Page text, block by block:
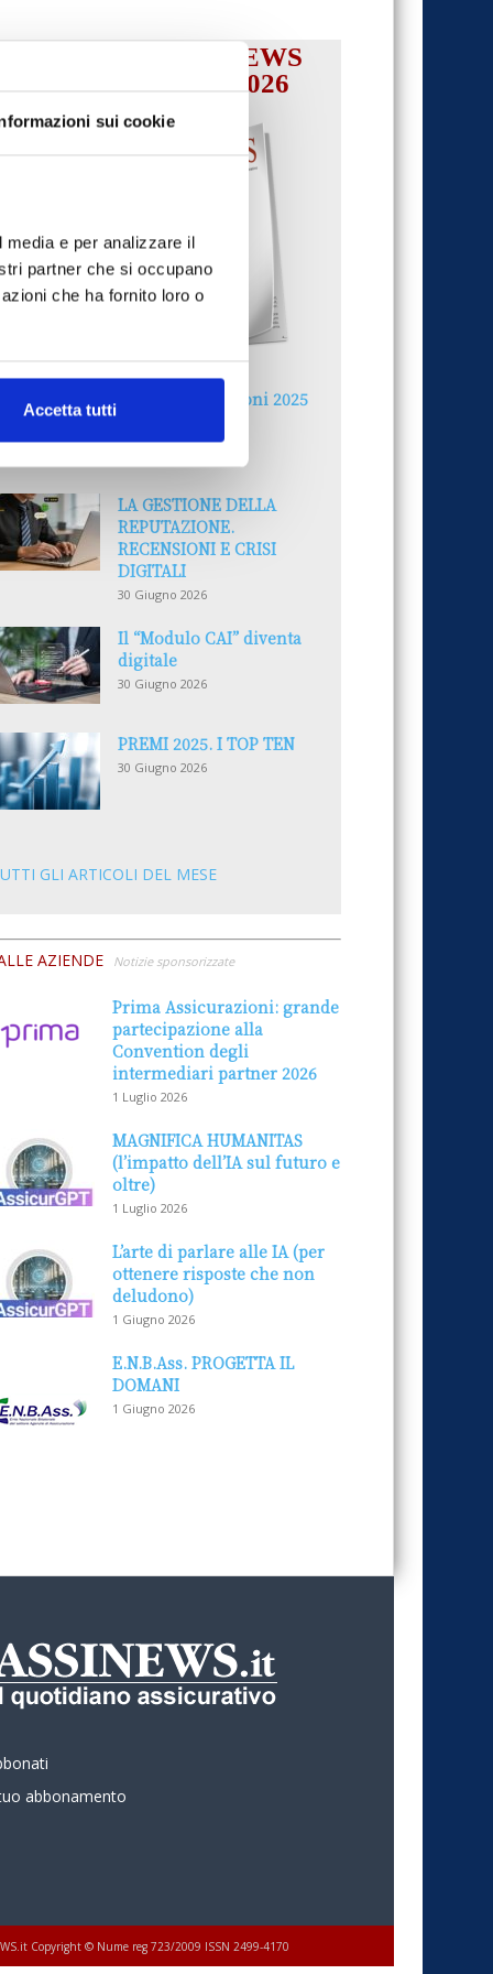
sui cookie
e per analizzare il
partner che si occupano
che ha fornito loro o
Accetta tutti
MENSILE ASSINEWS
AGOSTO 2026
Reclami e sanzioni 2025
LA GESTIONE DELLA
REPUTAZIONE.
RECENSIONI E CRISI
DIGITALI
30 Giugno 2026
Il “Modulo CAI” diventa
digitale
30 Giugno 2026
PREMI 2025. I TOP TEN
30 Giugno 2026
GLI ARTICOLI DEL MESE
AZIENDE Notizie sponsorizzate
Prima Assicurazioni: grande
partecipazione alla
Convention degli
intermediari partner 2026
1 Luglio 2026
MAGNIFICA HUMANITAS
(l’impatto dell’IA sul futuro e
oltre)
1 Luglio 2026
L’arte di parlare alle IA (per
ottenere risposte che non
deludono)
1 Giugno 2026
E.N.B.Ass. PROGETTA IL
DOMANI
1 Giugno 2026
abbonamento
Copyright © Nume reg 723/2009 ISSN 2499-4170